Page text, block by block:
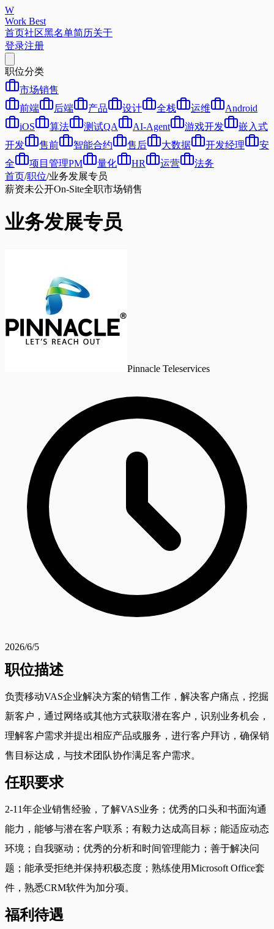
W
Work Best
首页社区黑名单简历关于
登录注册
职位分类
市场销售
前端
后端 产品 设计 全栈 运维
Android
iOS
算法 测试QA AI-Agent 游戏开发
嵌入式
开发
售前 智能合约 售后 大数据 开发经理
安
全
项目管理PM 量化 HR 运营
法务
首页/职位/业务发展专员
薪资未公开On-Site全职市场销售
业务发展专员
Pinnacle Teleservices
2026/6/5
职位描述
负责移动VAS企业解决方案的销售工作，解决客户痛点，挖掘
新客户，通过网络或其他方式获取潜在客户，识别业务机会，
理解客户需求并提出相应产品或服务，进行客户拜访，确保销
售目标达成，与技术团队协作满足客户需求。
任职要求
2-11年企业销售经验，了解VAS业务；优秀的口头和书面沟通
能力，能够与潜在客户联系；有毅力达成高目标；能适应动态
环境；自我驱动；优秀的分析和时间管理能力；善于解决问
题；能承受拒绝并保持积极态度；熟练使用Microsoft Office套
件，熟悉CRM软件为加分项。
福利待遇